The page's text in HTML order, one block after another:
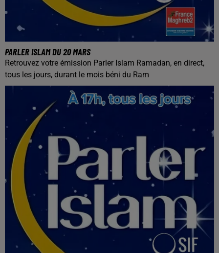
PARLER ISLAM DU 20 MARS
Retrouvez votre émission Parler Islam Ramadan, en direct,
tous les jours, durant le mois béni du Ram